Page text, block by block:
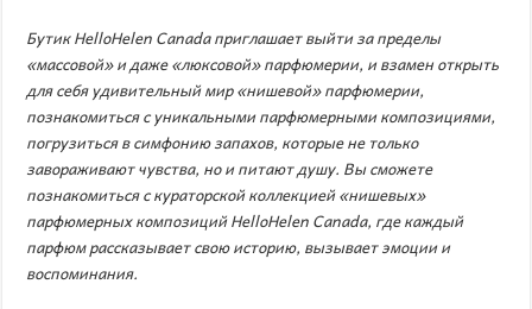
Бутик HelloHelenCanadaприглашает выйти за пределы
«массовой» и даже «люксовой» парфюмерии, и взамен открыть
для себяудивительный мир «нишевой» парфюмерии,
познакомиться с уникальнымипарфюмерными композициями,
погрузиться всимфонию запахов, которые не только
завораживают чувства, но и питают душу. Вы сможете
познакомиться с кураторской коллекцией «нишевых»
парфюмерных композицийHelloHelenCanada, где каждый
парфюм рассказывает свою историю, вызывает эмоции и
воспоминания.